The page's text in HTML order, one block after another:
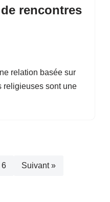
rencontres
relation basée sur
religieuses sont une
6 Suivant »